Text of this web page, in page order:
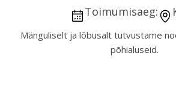
Toimumisaeg:
Mänguliselt ja lõbusalt tutvustame
põhialuseid.